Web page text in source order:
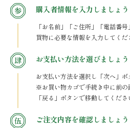
購入者情報を入力しましょう
「お名前」「ご住所」「電話番
買物に必要な情報を入力してくだ
お支払い方法を選びましょう
お支払い方法を選択し「次へ」ボ
※お買い物カゴで手続き中に前の
「戻る」ボタンで移動してくださ
ご注文内容を確認しましょう